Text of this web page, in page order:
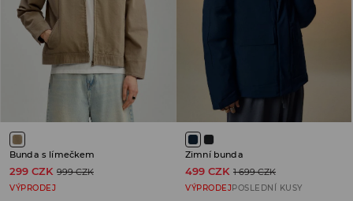
Bunda s límečkem
299 CZK 999 CZK
VÝPRODEJ
Zimní bunda
499 CZK 1 699 CZK
VÝPRODEJPOSLEDNÍ KUSY